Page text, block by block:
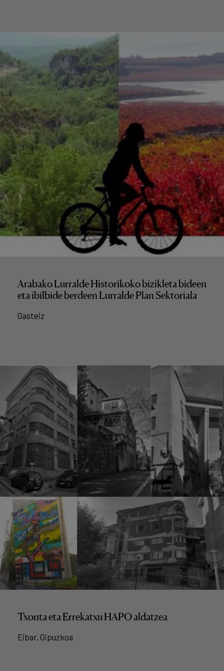
Arabako Lurralde Historikoko bizikleta bideen
eta ibilbide berdeen Lurralde Plan Sektoriala
Gasteiz
Txonta eta Errekatxu HAPO aldatzea
Eibar, Gipuzkoa